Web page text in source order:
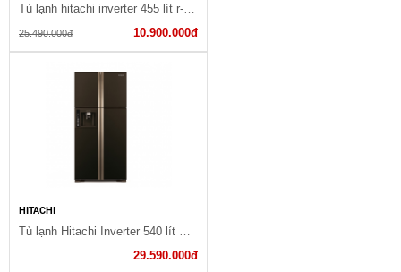
Tủ lạnh hitachi inverter 455 lít r-fwb545pgv2(gbk)
25.490.000đ 10.900.000đ
HITACHI
Tủ lạnh Hitachi Inverter 540 lít R-W660PGV3 GBW
29.590.000đ